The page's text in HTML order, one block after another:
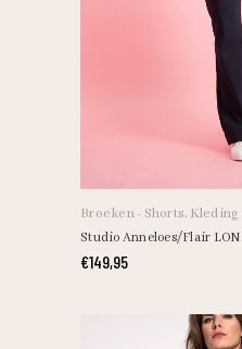
Broeken - Shorts, Kleding
Studio Anneloes/Flair
€149,95